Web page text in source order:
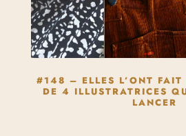
#148 – ELLES L’ONT FAIT
DE 4 ILLUSTRATRICES
LANCER